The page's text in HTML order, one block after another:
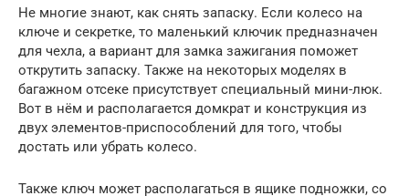
Не многие знают, как снять запаску. Если колесо на
ключе и секретке, то маленький ключик предназначен
для чехла, а вариант для замка зажигания поможет
открутить запаску. Также на некоторых моделях в
багажном отсеке присутствует специальный мини-люк.
Вот в нём и располагается домкрат и конструкция из
двух элементов-приспособлений для того, чтобы
достать или убрать колесо.
Также ключ может располагаться в ящике подножки, со